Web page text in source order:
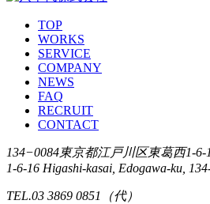
TOP
WORKS
SERVICE
COMPANY
NEWS
FAQ
RECRUIT
CONTACT
134−0084東京都江戸川区東葛西1-6-
1-6-16 Higashi-kasai, Edogawa-ku,
TEL.03 3869 0851（代）